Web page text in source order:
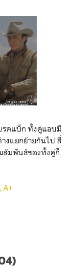
รคแบ็ก ทั้งคู่แอบมี
งแยกย้ายกันไป สี่
สัมพันธ์ของทั้งคู่ก็
A+